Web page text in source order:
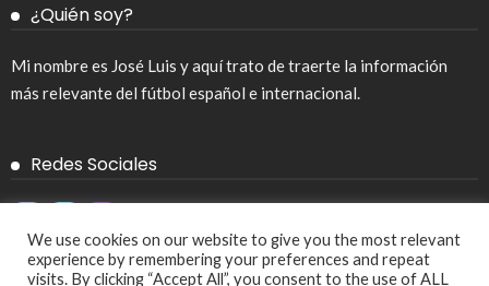
¿Quién soy?
Mi nombre es José Luis y aquí trato de traerte la información
más relevante del fútbol español e internacional.
Redes Sociales
We use cookies on our website to give you the most relevant
experience by remembering your preferences and repeat
visits. By clicking “Accept All”, you consent to the use of ALL